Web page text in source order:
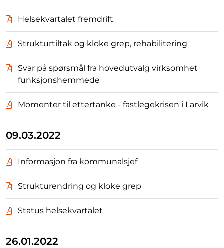
Helsekvartalet fremdrift
Strukturtiltak og kloke grep, rehabilitering
Svar på spørsmål fra hovedutvalg virksomhet
funksjonshemmede
Momenter til ettertanke - fastlegekrisen i Larvik
09.03.2022
Informasjon fra kommunalsjef
Strukturendring og kloke grep
Status helsekvartalet
26.01.2022